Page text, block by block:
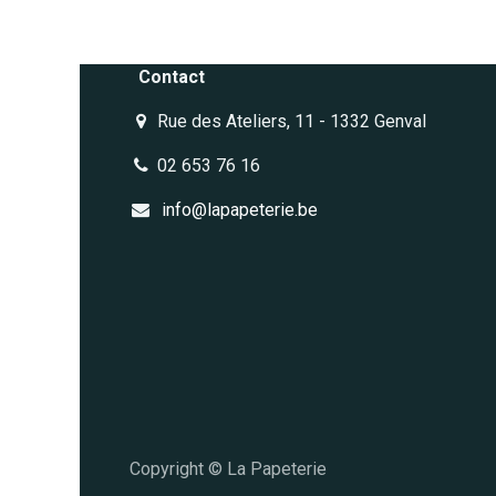
Contact
Rue des Ateliers, 11 - 1332 Genval
02 653 76 16
info@lapapeterie.be
Copyright © La Papeterie